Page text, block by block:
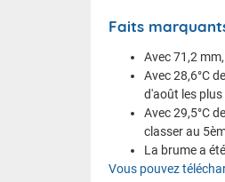
Faits
Avec 71,2
Avec 28,6°C
d'août les
Avec 29,5°C
classer au
La brume a
Vous pouvez